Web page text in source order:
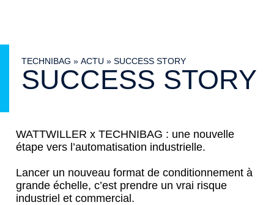
TECHNIBAG » ACTU » SUCCESS STORY
SUCCESS STORY
WATTWILLER x TECHNIBAG : une nouvelle
étape vers l’automatisation industrielle.
Lancer un nouveau format de conditionnement à
grande échelle, c’est prendre un vrai risque
industriel et commercial.